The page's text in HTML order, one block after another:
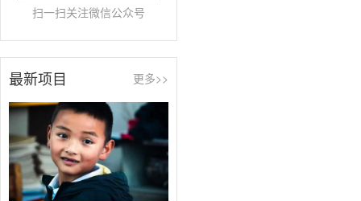
扫一扫关注微信公众号
最新项目 更多>>